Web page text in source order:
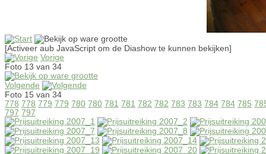
[Activeer aub JavaScript om de Diashow te kunnen bekijken]
Vorige
Foto 13 van 34
Volgende
Foto 15 van 34
778 778 779 779 780 780 781 781 782 782 783 783 784 784 785
797 797